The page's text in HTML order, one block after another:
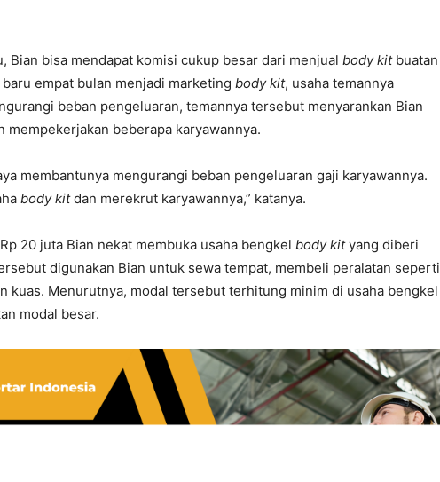
Bian bisa mendapat komisi cukup besar dari menjual body kitbuatan
empat bulan menjadi marketing body kit, usaha temannya
beban pengeluaran, temannya tersebut menyarankan Bian
mempekerjakan beberapa karyawannya.
membantunya mengurangi beban pengeluaran gaji karyawannya.
body kitdan merekrut karyawannya,” katanya.
20 juta Bian nekat membuka usaha bengkel body kityang diberi
digunakan Bian untuk sewa tempat, membeli peralatan seperti
kuas. Menurutnya, modal tersebut terhitung minim di usaha bengkel
modal besar.